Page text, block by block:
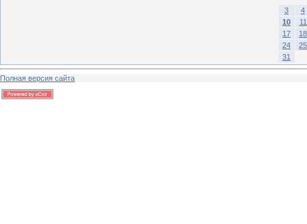
3
4
10
11
17
18
24
25
31
Полная версия сайта